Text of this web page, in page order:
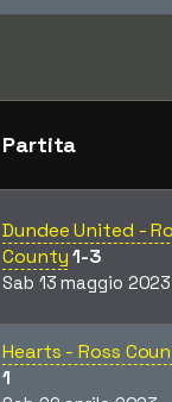
Partita
Dundee United -
County 1-3
Sab 13 maggio 2023
Hearts - Ross
1